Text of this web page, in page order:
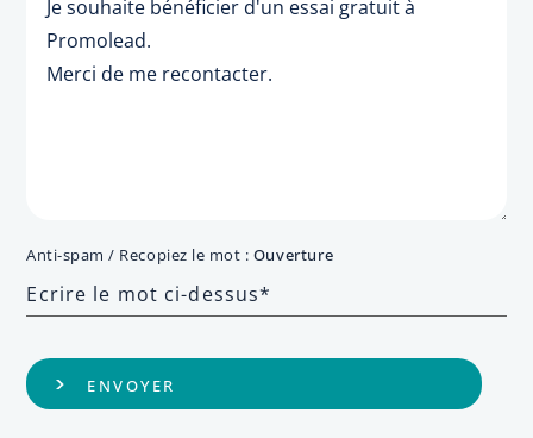
Anti-spam / Recopiez le mot : Ouverture